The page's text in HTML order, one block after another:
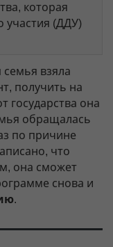
которая
участия (ДДУ)
взяла
получить на
государства она
обращалась
по причине
что
она сможет
снова и
.